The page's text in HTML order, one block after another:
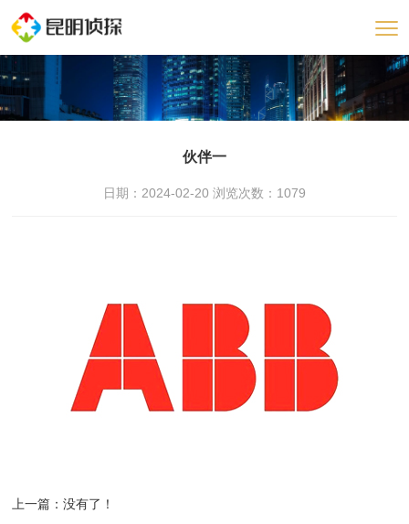
伙伴一
日期：2024-02-20 浏览次数： 1079
上一篇：没有了！